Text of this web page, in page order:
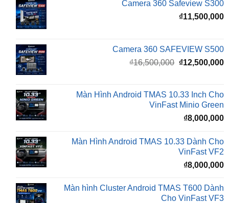
Camera 360 SAFEVIEW S500
gốc
₫16,500,000.
Màn Hình Android TMAS 10.33 Inch Cho
₫8,000,000
Màn Hình Android TMAS 10.33 Dành Cho
₫8,000,000
Màn hình Cluster Android TMAS T600 Dành
Cho VinFast VF3
₫10,800,000